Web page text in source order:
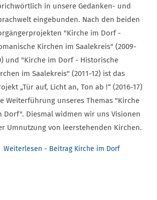
in unsere Gedanken- und
eingebunden. Nach den beiden
"Kirche im Dorf -
Kirchen im Saalekreis" (2009-
und "Kirche im Dorf - Historische
im Saalekreis" (2011-12) ist das
„Tür auf, Licht an, Ton ab !“ (2016-17)
Weiterführung unseres Themas "Kirche
Dorf". Diesmal widmen wir uns Visionen
Umnutzung von leerstehenden Kirchen.
Weiterlesen - Beitrag Kirche im Dorf